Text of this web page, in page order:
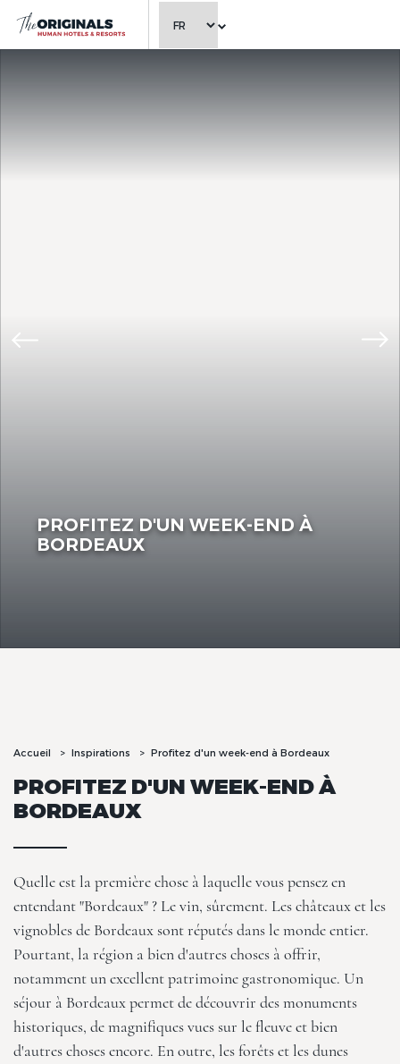
CHOISIR LA LANGUE
PROFITEZ D'UN WEEK-END À
BORDEAUX
Accueil Inspirations Profitez d'un week-end à Bordeaux
PROFITEZ D'UN WEEK-END À
BORDEAUX
Quelle est la première chose à laquelle vous pensez en
entendant "Bordeaux" ? Le vin, sûrement. Les châteaux et les
vignobles de Bordeaux sont réputés dans le monde entier.
Pourtant, la région a bien d'autres choses à offrir,
notamment un excellent patrimoine gastronomique. Un
séjour à Bordeaux permet de découvrir des monuments
historiques, de magnifiques vues sur le fleuve et bien
d'autres choses encore. En outre, les forêts et les dunes